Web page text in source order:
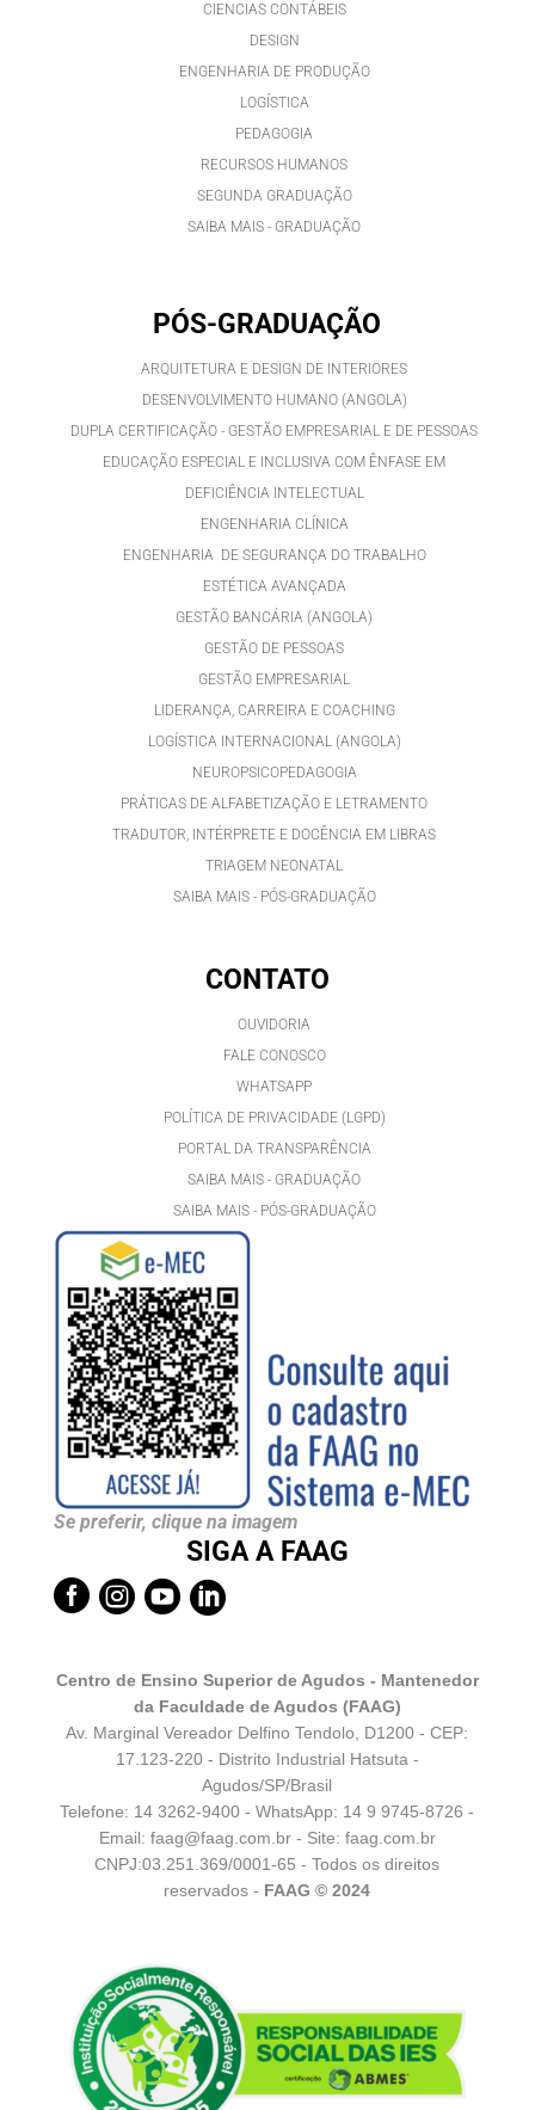
CIENCIAS CONTÁBEIS
DESIGN
ENGENHARIA DE PRODUÇÃO
LOGÍSTICA
PEDAGOGIA
RECURSOS HUMANOS
SEGUNDA GRADUAÇÃO
SAIBA MAIS - GRADUAÇÃO
PÓS-GRADUAÇÃO
ARQUITETURA E DESIGN DE INTERIORES
DESENVOLVIMENTO HUMANO (ANGOLA)
DUPLA CERTIFICAÇÃO - GESTÃO EMPRESARIAL E DE PESSOAS
EDUCAÇÃO ESPECIAL E INCLUSIVA COM ÊNFASE EM
DEFICIÊNCIA INTELECTUAL
ENGENHARIA CLÍNICA
ENGENHARIA DE SEGURANÇA DO TRABALHO
ESTÉTICA AVANÇADA
GESTÃO BANCÁRIA (ANGOLA)
GESTÃO DE PESSOAS
GESTÃO EMPRESARIAL
LIDERANÇA, CARREIRA E COACHING
LOGÍSTICA INTERNACIONAL (ANGOLA)
NEUROPSICOPEDAGOGIA
PRÁTICAS DE ALFABETIZAÇÃO E LETRAMENTO
TRADUTOR, INTÉRPRETE E DOCÊNCIA EM LIBRAS
TRIAGEM NEONATAL
SAIBA MAIS - PÓS-GRADUAÇÃO
CONTATO
OUVIDORIA
FALE CONOSCO
WHATSAPP
POLÍTICA DE PRIVACIDADE (LGPD)
PORTAL DA TRANSPARÊNCIA
SAIBA MAIS - GRADUAÇÃO
SAIBA MAIS - PÓS-GRADUAÇÃO
Se preferir, clique na imagem
SIGA A FAAG
   
Centro de Ensino Superior de Agudos - Mantenedor
da Faculdade de Agudos (FAAG)
Av. Marginal Vereador Delfino Tendolo, D1200 - CEP:
17.123-220 - Distrito Industrial Hatsuta -
Agudos/SP/Brasil
Telefone: 14 3262-9400 - WhatsApp: 14 9 9745-8726-
Email: faag@faag.com.br- Site: faag.com.br
CNPJ:03.251.369/0001-65 - Todos os direitos
reservados - FAAG © 2024